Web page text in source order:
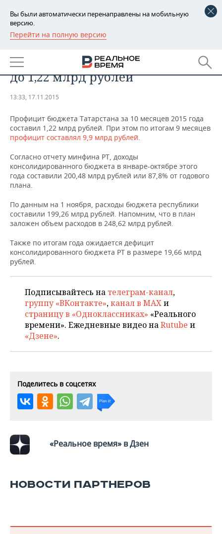
Вы были автоматически перенаправлены на мобильную
версию.
Перейти на полную версию
РЕГИОНЫ
БАШКОРТОСТАН
ТАТАРСТАН
НОВОСТИ
АНАЛИТИКА
ДЕКЛАРАЦИИ О ДОХОДАХ
ВУЗЫ ТАТАРСТАНА
ТОРГОВЫЕ ЦЕНТРЫ
ТАТАРСТАНА
НОВОСТИ ЭКОНОМИКИ
БАНКИ
ИНВЕСТИЦИИ
ПРОМЫШЛЕННОСТЬ
ПРОМЫШЛЕННОСТИ
АГРОПРОМ
МАШИНОСТРОЕНИЕ
НЕФТЕХИМИЯ
НЕФТЬ
ЭНЕРГЕТИКА
НОВОСТИ НЕДВИЖИМОСТИ
АВТО
НОВОСТИ БИЗНЕСА
РОЗНИЧНАЯ ТОРГОВЛЯ
ТРАНСПОРТ
УСЛУГИ
ТЕХНОЛОГИИ
НОВОСТИ ТЕХНОЛОГИЙ
IT
МЕДИА
ТЕЛЕКОММУНИКАЦИИ
МЕРОПРИЯТИЯ
НОВОСТИ МЕРОПРИЯТИЙ
ВЫЕЗДНАЯ РЕДАКЦИЯ
БИЗНЕС-БРАНЧИ
ONLINE-КОНФЕРЕНЦИИ
СПОРТ
НОВОСТИ СПОРТА
ФУТБОЛ
ХОККЕЙ
КИБЕРСПОРТ
ВОДНЫЕ ВИДЫ СПОРТА
ОБЩЕСТВО
НОВОСТИ ОБЩЕСТВА
ВЛАСТЬ
КУЛЬТУРА
ОБРАЗОВАНИЕ
ФОТОГАЛЕРЕЯ
СЮЖЕТЫ
СПИСОК КОМПАНИЙ
ПОЛНАЯ ВЕРСИЯ
за 10 месяцев сократился в 9 раз
до 1,22 млрд рублей
13:33, 17.11.2015
Профицит бюджета Татарстана за 10 месяцев 2015 года
составил 1,22 млрд рублей. При этом по итогам 9 месяцев
профицит составлял 9,9 млрд рублей.
Согласно отчету минфина РТ, доходы
консолидированного бюджета в январе-октябре этого
года составили 200,48 млрд рублей или 87,8% от годового
плана.
По данным на 1 ноября, расходы бюджета республики
составили 199,26 млрд рублей. Напомним, что в план
заложен объем расходов в 248,62 млрд рублей.
Также по итогам года ожидается дефицит
консолидированного бюджета РТ в размере 19,66 млрд
рублей.
Подписывайтесь на телеграм-канал,
группу «ВКонтакте»,канал в MAXи
страницу в «Одноклассниках» «Реального
времени». Ежедневные видео наRutube и
«Дзене».
Поделитесь в соцсетях
«Реальное время» в Дзен
НОВОСТИ ПАРТНЕРОВ